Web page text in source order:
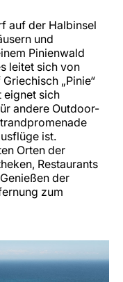
auf der Halbinsel
und
Pinienwald
leitet sich von
„Pinie“
eignet sich
andere Outdoor-
ist.
Orten der
Restaurants
der
zum